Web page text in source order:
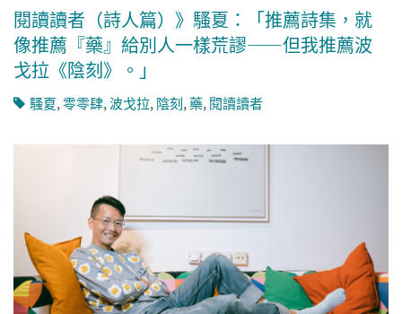
閱讀讀者（詩人篇）》騷夏：「推薦詩集，就
像推薦『藥』給別人一樣荒謬——但我推薦波
戈拉《陰刻》。」
騷夏,零零肆,波戈拉,陰刻,藥,閱讀讀者